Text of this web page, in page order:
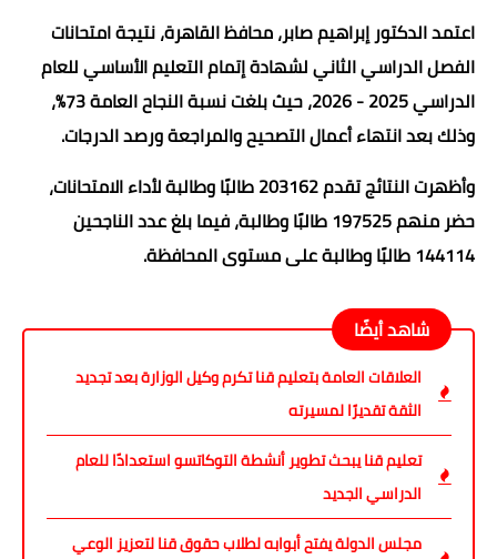
اعتمد الدكتور إبراهيم صابر، محافظ القاهرة، نتيجة امتحانات
الفصل الدراسي الثاني لشهادة إتمام التعليم الأساسي للعام
الدراسي 2025 - 2026، حيث بلغت نسبة النجاح العامة 73%،
وذلك بعد انتهاء أعمال التصحيح والمراجعة ورصد الدرجات.
وأظهرت النتائج تقدم 203162 طالبًا وطالبة لأداء الامتحانات،
حضر منهم 197525 طالبًا وطالبة، فيما بلغ عدد الناجحين
144114 طالبًا وطالبة على مستوى المحافظة.
شاهد أيضًا
العلاقات العامة بتعليم قنا تكرم وكيل الوزارة بعد تجديد
الثقة تقديرًا لمسيرته
تعليم قنا يبحث تطوير أنشطة التوكاتسو استعدادًا للعام
الدراسي الجديد
مجلس الدولة يفتح أبوابه لطلاب حقوق قنا لتعزيز الوعي